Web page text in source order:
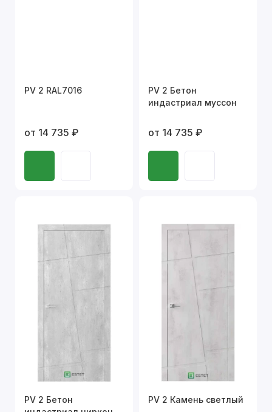
PV 2 RAL7016
от 14 735 ₽
PV 2 Бетон
индастриал муссон
от 14 735 ₽
PV 2 Бетон
PV 2 Камень светлый